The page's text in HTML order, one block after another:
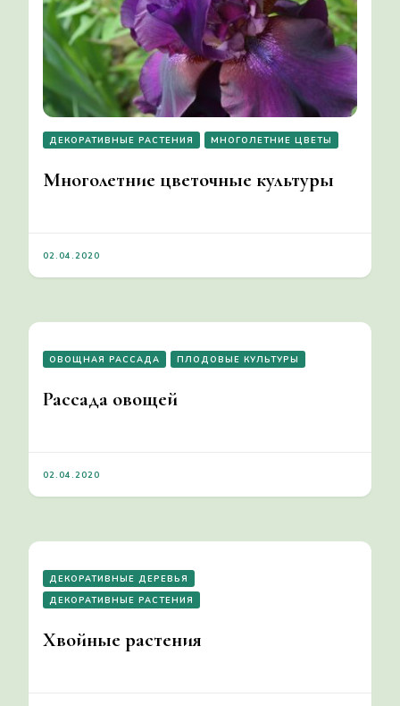
ДЕКОРАТИВНЫЕ РАСТЕНИЯ МНОГОЛЕТНИЕ ЦВЕТЫ
Многолетние цветочные культуры
02.04.2020
ОВОЩНАЯ РАССАДА ПЛОДОВЫЕ КУЛЬТУРЫ
Рассада овощей
02.04.2020
ДЕКОРАТИВНЫЕ ДЕРЕВЬЯ
ДЕКОРАТИВНЫЕ РАСТЕНИЯ
Хвойные растения